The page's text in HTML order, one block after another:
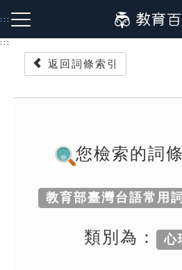
到
主
:::
:::
返回詞條索引
您檢索的詞
教育部臺灣台語常用
類別為： 心